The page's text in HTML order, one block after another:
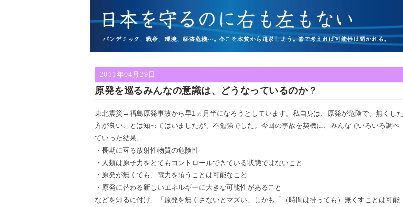
2011年04月29日
原発を巡るみんなの意識は、どうなっているのか？
東北震災→福島原発事故から早1ヵ月半になろうとしています。私自身は、原発が危険で、無くした
方が良いことは知ってはいましたが、不勉強でした。今回の事故を契機に、みんなでいろいろ調べ
ていった結果、
・長期に亙る放射性物質の危険性
・人類は原子力をとてもコントロールできている状態ではないこと
・原発が無くても、電力を賄うことは可能なこと
・原発に替わる新しいエネルギーに大きな可能性があること
などを知るに付け、「原発を無くさないとマズい」しかも「（時間は掛っても）無くすことは可能